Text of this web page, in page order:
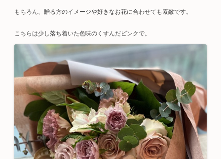
もちろん、贈る方のイメージや好きなお花に合わせても素敵です。
こちらは少し落ち着いた色味のくすんだピンクで。